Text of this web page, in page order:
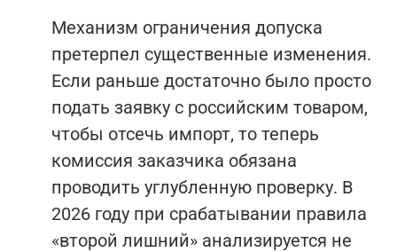
Механизм ограничения допуска
претерпел существенные изменения.
Если раньше достаточно было просто
подать заявку с российским товаром,
чтобы отсечь импорт, то теперь
комиссия заказчика обязана
проводить углубленную проверку. В
2026 году при срабатывании правила
«второй лишний» анализируется не